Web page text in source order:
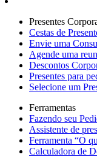
Presentes
Cestas de
Envie uma
Agende uma
Descontos
Presentes para
Selecione um
Ferramentas
Fazendo seu
Assistente de
Ferramenta “O
Calculadora de